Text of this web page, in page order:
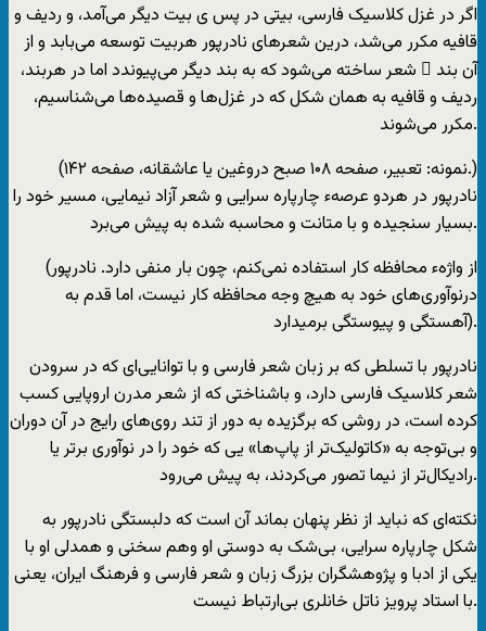
اگر در غزل کلاسیک فارسی، بیتی در پس ی بیت دیگر می‌آمد، و ردیف و
قافیه مکرر می‌شد، درین شعرهای نادرپور هربیت توسعه می‌بابد و از
آن بند ِ شعر ساخته می‌شود که به بند دیگر می‌پیوندد اما در هربند،
ردیف و قافیه به‌‌‌ همان شکل که در غزل‌ها و قصیده‌ها می‌شناسیم،
مکرر می‌شوند.
(نمونه: تعبیر، صفحه ۱۰۸ صبح دروغین یا عاشقانه، صفحه ۱۴۲.)
نادرپور در هردو عرصهء چارپاره سرایی و شعر آزاد نیمایی، مسیر خود را
بسیار سنجیده و با متانت و محاسبه شده به پیش می‌برد.
(از واژهء محافظه کار استفاده نمی‌کنم، چون بار منفی دارد. نادرپور
درنوآوری‌های خود به هیچ وجه محافظه کار نیست، اما قدم به
آهستگی و پیوستگی برمیدارد).
نادرپور با تسلطی که بر زبان شعر فارسی و با توانایی‌ای که در سرودن
شعر کلاسیک فارسی دارد، و با‌شناختی که از شعر مدرن اروپایی کسب
کرده است، در روشی که برگزیده به دور از تند روی‌های رایج در آن دوران
و بی‌توجه به «کاتولیک‌تر از پاپ‌ها» یی که خود را در نوآوری بر‌تر یا
رادیکال‌تر از نیما تصور می‌کردند، به پیش می‌رود.
نکته‌ای که نباید از نظر پنهان بماند آن است که دلبستگی نادرپور به
شکل چارپاره سرایی، بی‌شک به دوستی او وهم سخنی و همدلی او با
یکی از ادبا و پژوهشگران بزرگ زبان و شعر فارسی و فرهنگ ایران، یعنی
با استاد پرویز ناتل خانلری بی‌ارتباط نیست.